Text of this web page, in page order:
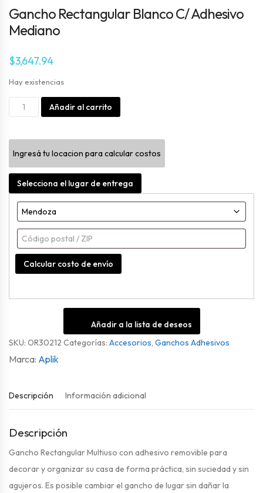
Gancho Rectangular Blanco C/ Adhesivo
Mediano
$3,647.94
Hay existencias
Gancho
Blanco
C/
Adhesivo
Mediano
cantidad
Añadir al carrito
Ingresá tu locacion para calcular costos
Selecciona el lugar de entrega
Calcular costo de envío
Añadir a la lista de deseos
SKU: OR30212 Categorías: Accesorios, Ganchos Adhesivos
Aplik
Descripción Información adicional
Descripción
Gancho Rectangular Multiuso con adhesivo removible para
decorar y organizar su casa de forma práctica, sin suciedad y sin
agujeros. Es posible cambiar el gancho de lugar sin dañar la